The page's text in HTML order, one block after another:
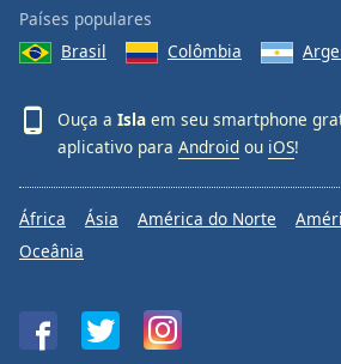
Países populares
Brasil
Colômbia
Ouça a Isla em seu smartphone
aplicativo para Android ou iOS!
África Ásia América do Norte
Oceânia